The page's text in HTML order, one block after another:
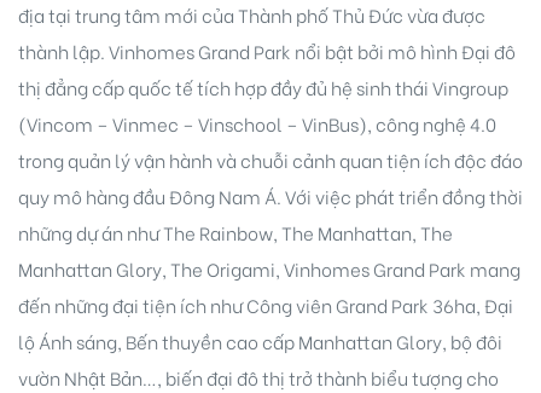
địa tại trung tâm mới của Thành phố Thủ Đức vừa được
thành lập. Vinhomes Grand Park nổi bật bởi mô hình Đại đô
thị đẳng cấp quốc tế tích hợp đầy đủ hệ sinh thái Vingroup
(Vincom – Vinmec – Vinschool – VinBus), công nghệ 4.0
trong quản lý vận hành và chuỗi cảnh quan tiện ích độc đáo
quy mô hàng đầu Đông Nam Á. Với việc phát triển đồng thời
những dự án như The Rainbow, The Manhattan, The
Manhattan Glory, The Origami, Vinhomes Grand Park mang
đến những đại tiện ích như Công viên Grand Park 36ha, Đại
lộ Ánh sáng, Bến thuyền cao cấp Manhattan Glory, bộ đôi
vườn Nhật Bản…, biến đại đô thị trở thành biểu tượng cho